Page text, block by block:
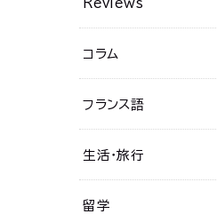
Reviews
コラム
フランス語
生活・旅行
留学